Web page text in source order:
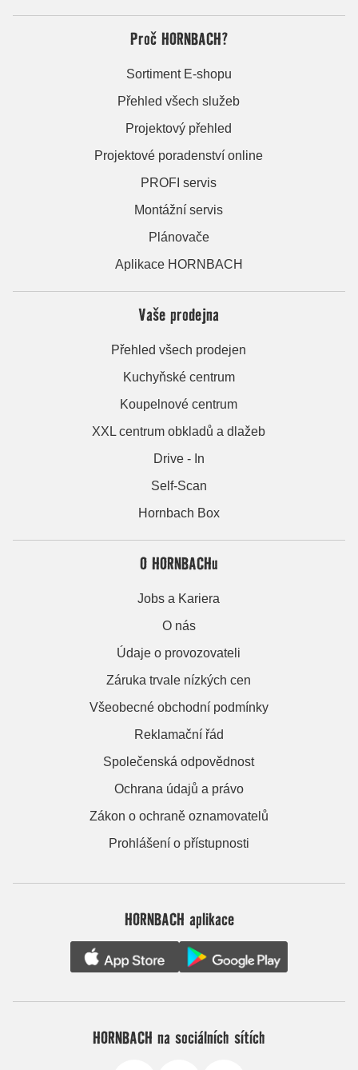
Proč HORNBACH?
Sortiment E-shopu
Přehled všech služeb
Projektový přehled
Projektové poradenství online
PROFI servis
Montážní servis
Plánovače
Aplikace HORNBACH
Vaše prodejna
Přehled všech prodejen
Kuchyňské centrum
Koupelnové centrum
XXL centrum obkladů a dlažeb
Drive - In
Self-Scan
Hornbach Box
O HORNBACHu
Jobs a Kariera
O nás
Údaje o provozovateli
Záruka trvale nízkých cen
Všeobecné obchodní podmínky
Reklamační řád
Společenská odpovědnost
Ochrana údajů a právo
Zákon o ochraně oznamovatelů
Prohlášení o přístupnosti
HORNBACH aplikace
HORNBACH na sociálních sítích